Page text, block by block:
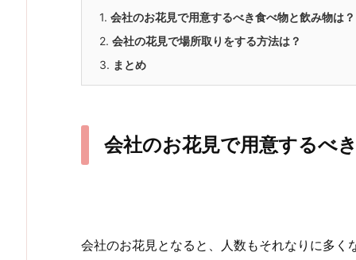
1. 会社のお花見で用意するべき食べ物と飲み物は？
2. 会社の花見で場所取りをする方法は？
3. まとめ
会社のお花見で用意するべ
会社のお花見となると、人数もそれなりに多く